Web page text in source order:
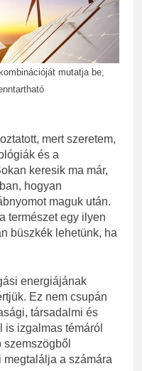
otthon lépésről
mutatja be,
mert szeretem,
és a
keresik ma már,
hogyan
maguk után.
természet egy ilyen
büszkék lehetünk, ha
energiájának
Ez nem csupán
társadalmi és
is izgalmas témáról
szemszögből
a számára